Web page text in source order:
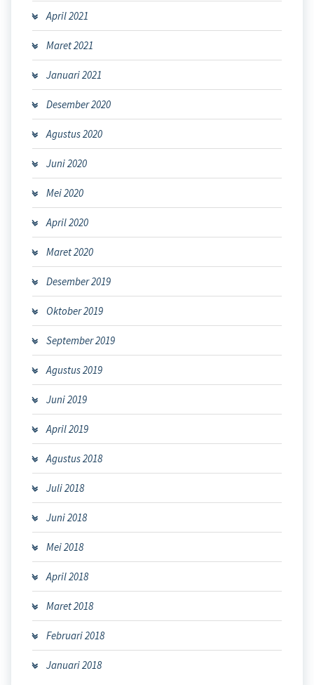
April 2021
Maret 2021
Januari 2021
Desember 2020
Agustus 2020
Juni 2020
Mei 2020
April 2020
Maret 2020
Desember 2019
Oktober 2019
September 2019
Agustus 2019
Juni 2019
April 2019
Agustus 2018
Juli 2018
Juni 2018
Mei 2018
April 2018
Maret 2018
Februari 2018
Januari 2018